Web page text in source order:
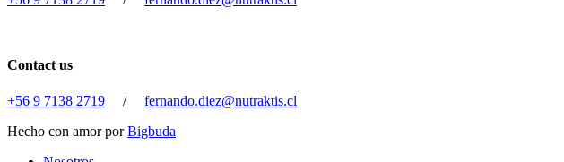
Contact us
+56 9 7138 2719 / fernando.diez@nutraktis.cl
Hecho con amor porBigbuda